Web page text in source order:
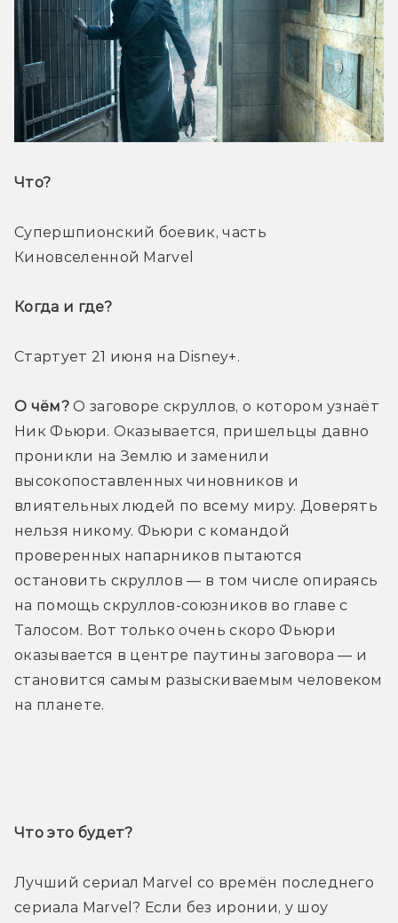
Что?
Супершпионский боевик, часть
Киновселенной Marvel
Когда и где?
Стартует 21 июня на Disney+.
О чём? О заговоре скруллов, о котором узнаёт
Ник Фьюри. Оказывается, пришельцы давно
проникли на Землю и заменили
высокопоставленных чиновников и
влиятельных людей по всему миру. Доверять
нельзя никому. Фьюри с командой
проверенных напарников пытаются
остановить скруллов — в том числе опираясь
на помощь скруллов-союзников во главе с
Талосом. Вот только очень скоро Фьюри
оказывается в центре паутины заговора — и
становится самым разыскиваемым человеком
на планете.
Что это будет?
Лучший сериал Marvel со времён последнего
сериала Marvel? Если без иронии, у шоу